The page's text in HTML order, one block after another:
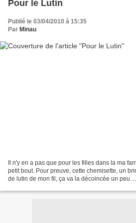
Pour le Lutin
Publié le 03/04/2010 à 15:35
Par Minau
Il n'y en a pas que pour les filles dans la ma
petit bout. Pour preuve, cette chemisette, un
de lutin de mon fil, ça va la décoincée un peu